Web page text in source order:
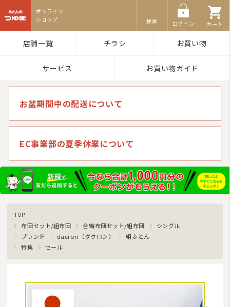
検索 ログイン カート
店舗一覧 チラシ お買い物
サービス お買い物ガイド
お盆期間中の配送について
EC事業部の夏季休業について
TOP
布団セット/組布団 合繊布団セット/組布団
シングル
ブランド
dacron（ダクロン）
組ふとん
特集
セール